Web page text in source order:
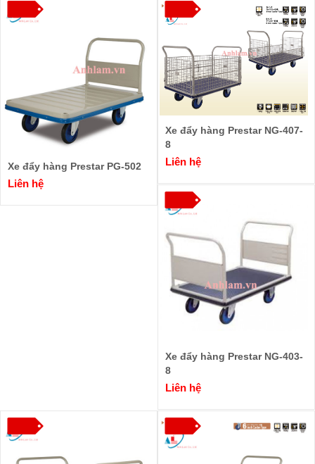
Xe đẩy hàng Prestar PG-502
Liên hệ
Xe đẩy hàng Prestar NG-407-
8
Liên hệ
Xe đẩy hàng Prestar NG-403-
8
Liên hệ